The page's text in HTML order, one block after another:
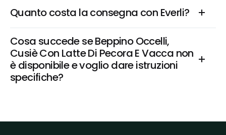
Quanto costa la consegna con Everli?
Cosa succede se Beppino Occelli,
Cusiè Con Latte Di Pecora E Vacca non
è disponibile e voglio dare istruzioni
specifiche?